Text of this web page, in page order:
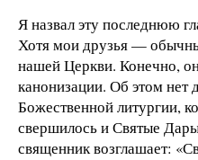
Я назвал эту последнюю
Хотя мои друзья —
нашей Церкви. Конечно,
канонизации. Об этом нет
Божественной литургии,
свершилось и Святые Дары
священник возглашает: